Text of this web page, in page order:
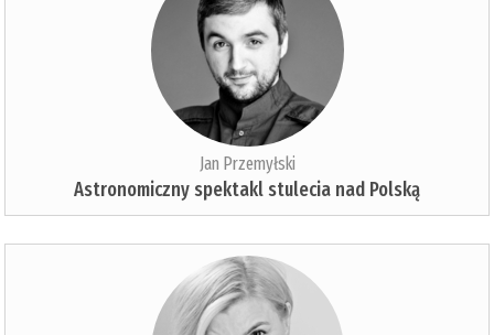
Jan Przemyłski
Astronomiczny spektakl stulecia nad Polską